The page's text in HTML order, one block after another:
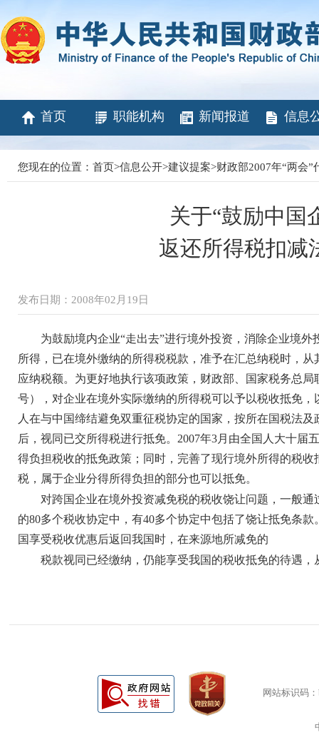
首页 职能机构 新闻报道 信息
您现在的位置： 首页>信息公开>建议提案>财政部2007年“两会
关于“鼓励中国
返还所得税扣减
发布日期：2008年02月19日
为鼓励境内企业“走出去”进行境外投资，消除企业境外
所得，已在境外缴纳的所得税税款，准予在汇总纳税时，
应纳税额。为更好地执行该项政策，财政部、国家税务总
号），对企业在境外实际缴纳的所得税可以予以税收抵免
人在与中国缔结避免双重征税协定的国家，按所在国税法
后，视同已交所得税进行抵免。2007年3月由全国人大十
得负担税收的抵免政策；同时，完善了现行境外所得的税
税，属于企业分得所得负担的部分也可以抵免。
对跨国企业在境外投资减免税的税收饶让问题，一般通
的80多个税收协定中，有40多个协定中包括了饶让抵免条
国享受税收优惠后返回我国时，在来源地所减免的
税款视同已经缴纳，仍能享受我国的税收抵免的待遇，
网站标识码